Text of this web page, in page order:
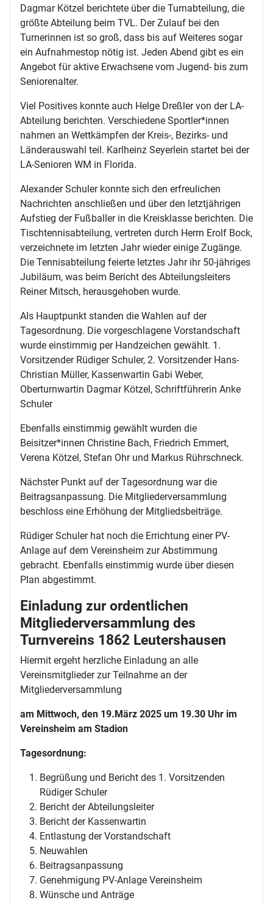
Dagmar Kötzel berichtete über die Turnabteilung, die
größte Abteilung beim TVL. Der Zulauf bei den
Turnerinnen ist so groß, dass bis auf Weiteres sogar
ein Aufnahmestop nötig ist. Jeden Abend gibt es ein
Angebot für aktive Erwachsene vom Jugend- bis zum
Seniorenalter.
Viel Positives konnte auch Helge Dreßler von der LA-
Abteilung berichten. Verschiedene Sportler*innen
nahmen an Wettkämpfen der Kreis-, Bezirks- und
Länderauswahl teil. Karlheinz Seyerlein startet bei der
LA-Senioren WM in Florida.
Alexander Schuler konnte sich den erfreulichen
Nachrichten anschließen und über den letztjährigen
Aufstieg der Fußballer in die Kreisklasse berichten. Die
Tischtennisabteilung, vertreten durch Herrn Erolf Bock,
verzeichnete im letzten Jahr wieder einige Zugänge.
Die Tennisabteilung feierte letztes Jahr ihr 50-jähriges
Jubiläum, was beim Bericht des Abteilungsleiters
Reiner Mitsch, herausgehoben wurde.
Als Hauptpunkt standen die Wahlen auf der
Tagesordnung. Die vorgeschlagene Vorstandschaft
wurde einstimmig per Handzeichen gewählt. 1.
Vorsitzender Rüdiger Schuler, 2. Vorsitzender Hans-
Christian Müller, Kassenwartin Gabi Weber,
Oberturnwartin Dagmar Kötzel, Schriftführerin Anke
Schuler
Ebenfalls einstimmig gewählt wurden die
Beisitzer*innen Christine Bach, Friedrich Emmert,
Verena Kötzel, Stefan Ohr und Markus Rührschneck.
Nächster Punkt auf der Tagesordnung war die
Beitragsanpassung. Die Mitgliederversammlung
beschloss eine Erhöhung der Mitgliedsbeiträge.
Rüdiger Schuler hat noch die Errichtung einer PV-
Anlage auf dem Vereinsheim zur Abstimmung
gebracht. Ebenfalls einstimmig wurde über diesen
Plan abgestimmt.
Einladung zur ordentlichen
Mitgliederversammlung des
Turnvereins 1862 Leutershausen
Hiermit ergeht herzliche Einladung an alle
Vereinsmitglieder zur Teilnahme an der
Mitgliederversammlung
am Mittwoch, den 19.März 2025 um 19.30 Uhr im
Vereinsheim am Stadion
Tagesordnung:
Begrüßung und Bericht des 1. Vorsitzenden
Rüdiger Schuler
Bericht der Abteilungsleiter
Bericht der Kassenwartin
Entlastung der Vorstandschaft
Neuwahlen
Beitragsanpassung
Genehmigung PV-Anlage Vereinsheim
Wünsche und Anträge